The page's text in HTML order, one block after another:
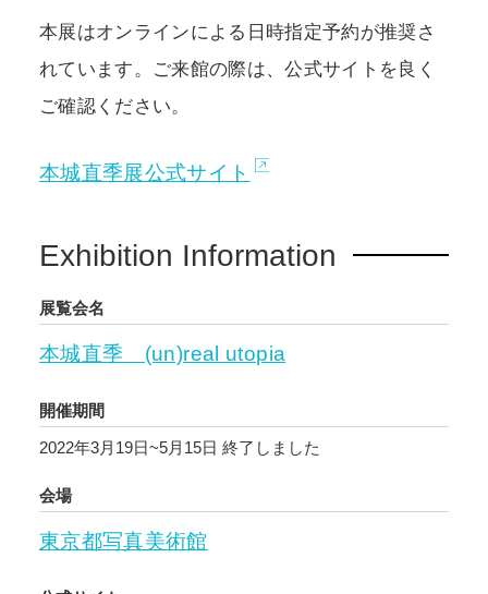
本展はオンラインによる日時指定予約が推奨さ
れています。ご来館の際は、公式サイトを良く
ご確認ください。
本城直季展公式サイト
Exhibition Information
展覧会名
本城直季 (un)real utopia
開催期間
2022年3月19日~5月15日 終了しました
会場
東京都写真美術館